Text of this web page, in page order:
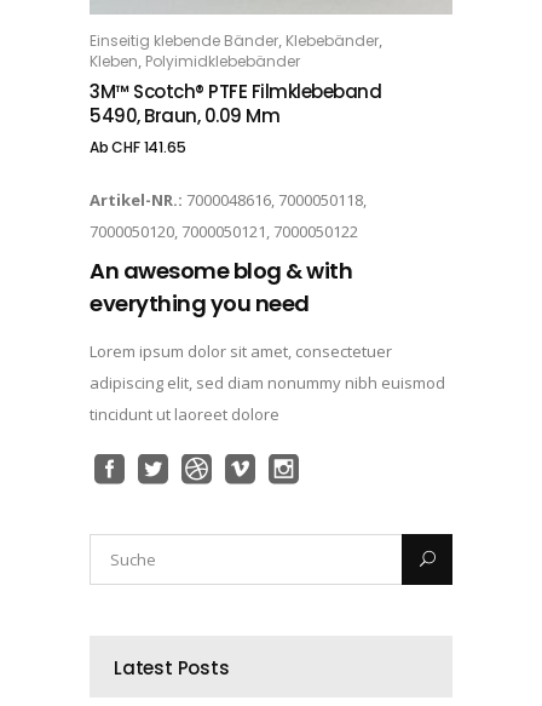
OPTIONS
Dieses Produkt weist mehrere Varianten auf. Die Optionen können auf der Produktseite gewählt werden
Einseitig klebende Bänder, Klebebänder,
Kleben, Polyimidklebebänder
3M™ Scotch® PTFE Filmklebeband
5490, Braun, 0.09 Mm
AbCHF141.65
Artikel-NR.: 7000048616, 7000050118,
7000050120, 7000050121, 7000050122
An awesome blog & with
everything you need
Lorem ipsum dolor sit amet, consectetuer
adipiscing elit, sed diam nonummy nibh euismod
tincidunt ut laoreet dolore
Latest Posts